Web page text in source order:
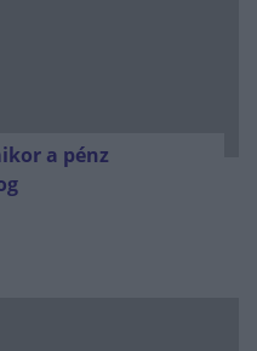
a pénz